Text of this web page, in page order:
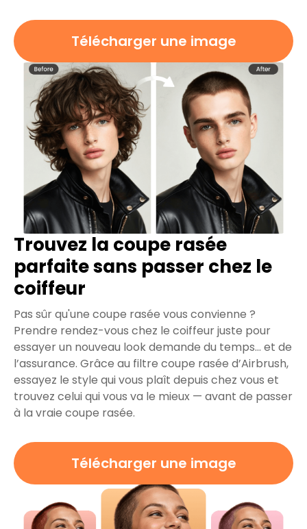
Télécharger une image
Trouvez la coupe rasée
parfaite sans passer chez le
coiffeur
Pas sûr qu'une coupe rasée vous convienne ?
Prendre rendez-vous chez le coiffeur juste pour
essayer un nouveau look demande du temps… et de
l’assurance. Grâce au filtre coupe rasée d’Airbrush,
essayez le style qui vous plaît depuis chez vous et
trouvez celui qui vous va le mieux — avant de passer
à la vraie coupe rasée.
Télécharger une image